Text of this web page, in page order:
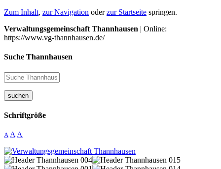
Zum Inhalt, zur Navigation oderzur Startseite springen.
Verwaltungsgemeinschaft Thannhausen | Online:
https://www.vg-thannhausen.de/
Suche Thannhausen
suchen
Schriftgröße
A A A